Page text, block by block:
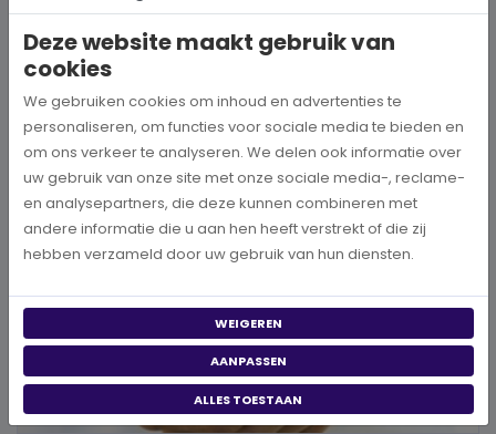
wereld, neem je een prachtig besluit. Jouw donatie kan het ve...
Deze website maakt gebruik van
cookies
We gebruiken cookies om inhoud en advertenties te
personaliseren, om functies voor sociale media te bieden en
om ons verkeer te analyseren. We delen ook informatie over
uw gebruik van onze site met onze sociale media-, reclame-
en analysepartners, die deze kunnen combineren met
andere informatie die u aan hen heeft verstrekt of die zij
hebben verzameld door uw gebruik van hun diensten.
WEIGEREN
AANPASSEN
ALLES TOESTAAN